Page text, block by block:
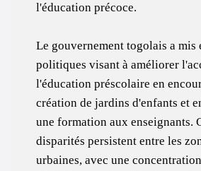
l'éducation précoce.
Le gouvernement togolais a mis
politiques visant à améliorer
l'éducation préscolaire en
création de jardins d'enfants et
une formation aux enseignants.
disparités persistent entre les
urbaines, avec une concentration